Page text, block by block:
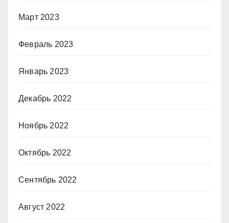
Март 2023
Февраль 2023
Январь 2023
Декабрь 2022
Ноябрь 2022
Октябрь 2022
Сентябрь 2022
Август 2022